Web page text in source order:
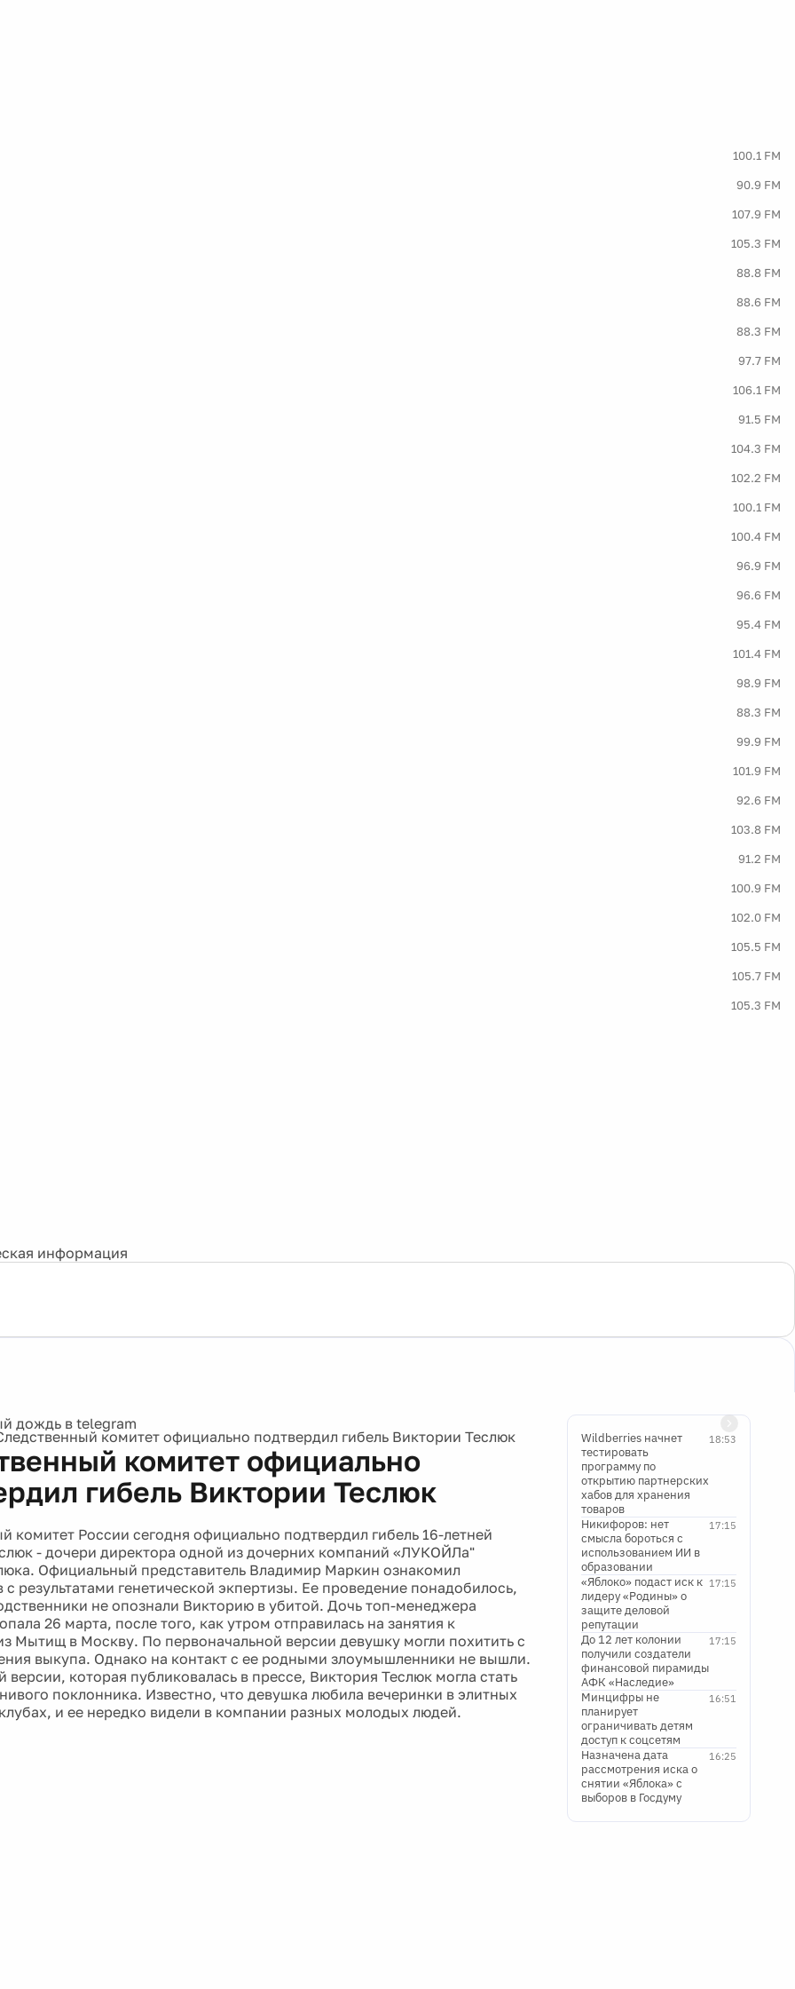
100.1 FM
90.9 FM
107.9 FM
105.3 FM
88.8 FM
88.6 FM
88.3 FM
97.7 FM
106.1 FM
91.5 FM
104.3 FM
102.2 FM
100.1 FM
100.4 FM
96.9 FM
96.6 FM
95.4 FM
101.4 FM
98.9 FM
88.3 FM
99.9 FM
101.9 FM
92.6 FM
103.8 FM
91.2 FM
100.9 FM
102.0 FM
105.5 FM
105.7 FM
105.3 FM
информация
комитет официально подтвердил гибель Виктории Теслюк
комитет официально
гибель Виктории Теслюк
комитет России сегодня официально подтвердил гибель 16-летней
- дочери директора одной из дочерних компаний «ЛУКОЙЛа"
Официальный представитель Владимир Маркин ознакомил
с результатами генетической экпертизы. Ее проведение понадобилось,
не опознали Викторию в убитой. Дочь топ-менеджера
26 марта, после того, как утром отправилась на занятия к
Мытищ в Москву. По первоначальной версии девушку могли похитить с
выкупа. Однако на контакт с ее родными злоумышленники не вышли.
версии, которая публиковалась в прессе, Виктория Теслюк могла стать
поклонника. Известно, что девушка любила вечеринки в элитных
и ее нередко видели в компании разных молодых людей.
18:53
Wildberries начнет
тестировать
программу по
открытию партнерских
хабов для хранения
товаров
17:15
Никифоров: нет
смысла бороться с
использованием ИИ в
образовании
17:15
«Яблоко» подаст иск к
лидеру «Родины» о
защите деловой
репутации
17:15
До 12 лет колонии
получили создатели
финансовой пирамиды
АФК «Наследие»
16:51
Минцифры не
планирует
ограничивать детям
доступ к соцсетям
16:25
Назначена дата
рассмотрения иска о
снятии «Яблока» с
выборов в Госдуму